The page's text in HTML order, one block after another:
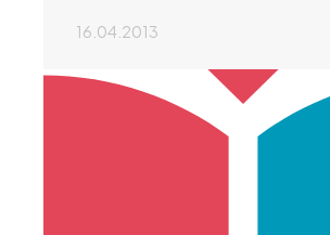
16.04.2013